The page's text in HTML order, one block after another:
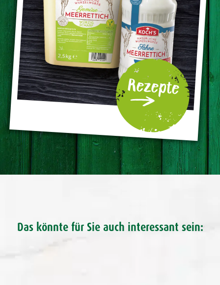
Rezepte
Das könnte für Sie auch interessant sein: